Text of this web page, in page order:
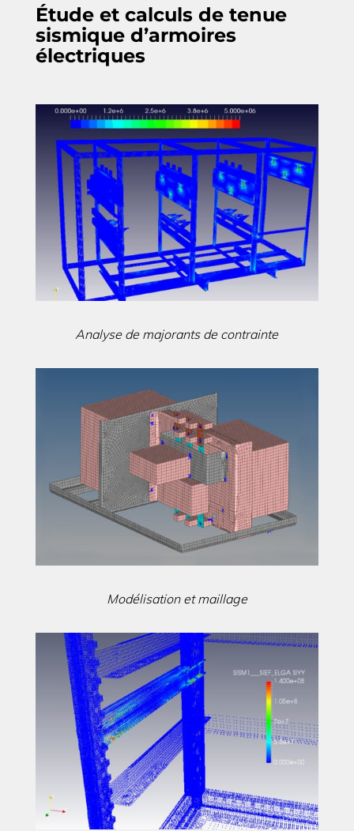
Étude et calculs de tenue
sismique d’armoires
électriques
Analyse de majorants de contrainte
Modélisation et maillage